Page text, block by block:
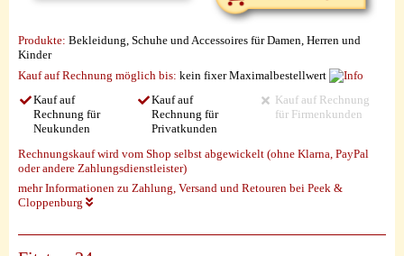
Produkte: Bekleidung, Schuhe und Accessoires für Damen, Herren und
Kinder
Kauf auf Rechnung möglich bis: kein fixer Maximalbestellwert
Kauf auf
Rechnung für
Neukunden
Kauf auf
Rechnung für
Privatkunden
Kauf auf Rechnung
für Firmenkunden
Rechnungskauf wird vom Shop selbst abgewickelt (ohne Klarna, PayPal
oder andere Zahlungsdienstleister)
mehr Informationen zu Zahlung, Versand und Retouren bei Peek &
Cloppenburg